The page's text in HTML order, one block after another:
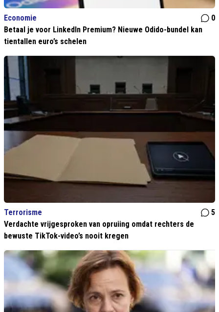
Economie
0
Betaal je voor LinkedIn Premium? Nieuwe Odido-bundel kan
tientallen euro’s schelen
Terrorisme
5
Verdachte vrijgesproken van opruiing omdat rechters de
bewuste TikTok-video’s nooit kregen